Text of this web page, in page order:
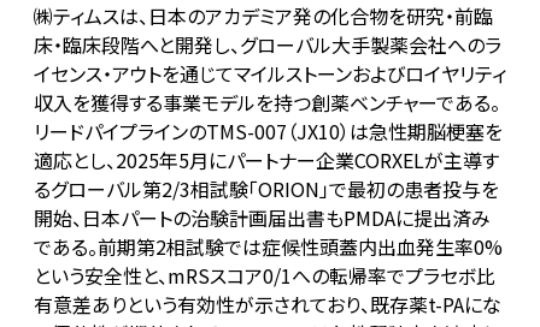
㈱ティムスは、日本のアカデミア発の化合物を研究・前臨
床・臨床段階へと開発し、グローバル大手製薬会社へのラ
イセンス・アウトを通じてマイルストーンおよびロイヤリティ
収入を獲得する事業モデルを持つ創薬ベンチャーである。
リードパイプラインのTMS-007（JX10）は急性期脳梗塞を
適応とし、2025年5月にパートナー企業CORXELが主導す
るグローバル第2/3相試験「ORION」で最初の患者投与を
開始、日本パートの治験計画届出書もPMDAに提出済み
である。前期第2相試験では症候性頭蓋内出血発生率0%
という安全性と、mRSスコア0/1への転帰率でプラセボ比
有意差ありという有効性が示されており、既存薬t-PAにな